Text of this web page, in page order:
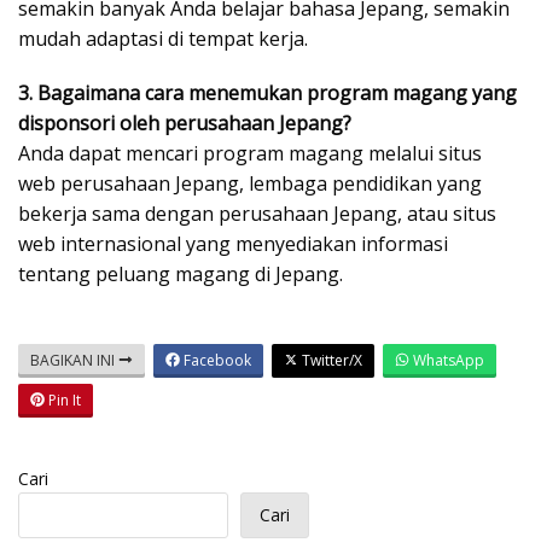
semakin banyak Anda belajar bahasa Jepang, semakin
mudah adaptasi di tempat kerja.
3. Bagaimana cara menemukan program magang yang
disponsori oleh perusahaan Jepang?
Anda dapat mencari program magang melalui situs
web perusahaan Jepang, lembaga pendidikan yang
bekerja sama dengan perusahaan Jepang, atau situs
web internasional yang menyediakan informasi
tentang peluang magang di Jepang.
BAGIKAN INI Facebook Twitter/X
WhatsApp
Pin It
Cari
Cari